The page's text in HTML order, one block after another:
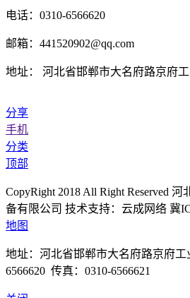
电话：0310-6566620
邮箱：441520902@qq.com
地址： 河北省邯郸市大名府路京府
分享
手机
分类
顶部
CopyRight 2018 All Right Reserved
备有限公司 技术支持：云成网络 冀
地图
地址：河北省邯郸市大名府路京府
6566620 传真：0310-6566621